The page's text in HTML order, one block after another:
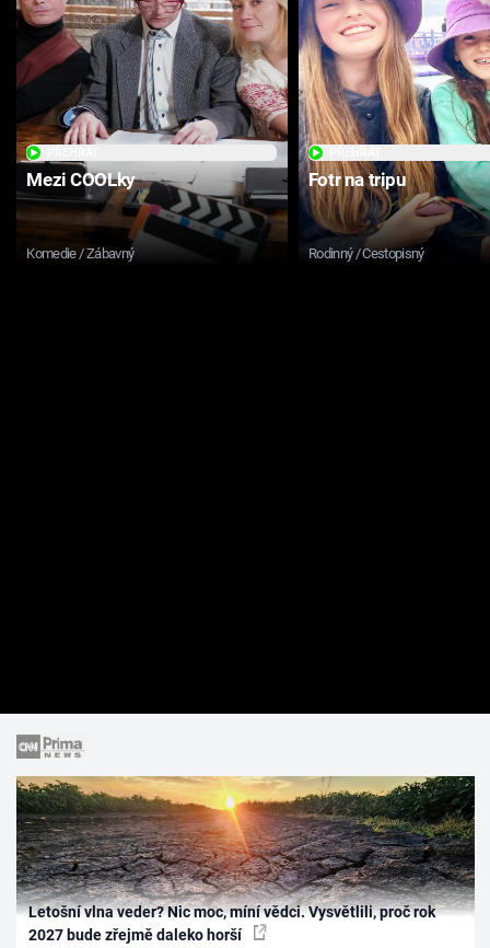
Mezi COOLky
Komedie / Zábavný
Fotr na tripu
Rodinný / Cestopisný
Letošní vlna veder? Nic moc, míní vědci. Vysvětlili, proč rok
2027 bude zřejmě daleko horší